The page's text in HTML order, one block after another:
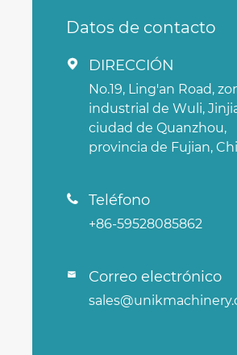
Datos de contacto
 DIRECCIÓN
No.19, Ling'an Road,
industrial de Wuli,
ciudad de Quanzhou,
provincia de Fujian,
 Teléfono
+86-59528085862
 Correo electrónico